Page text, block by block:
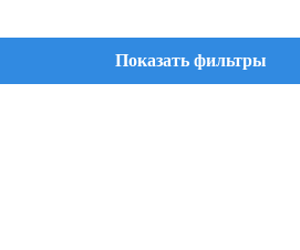
Показать фильтры